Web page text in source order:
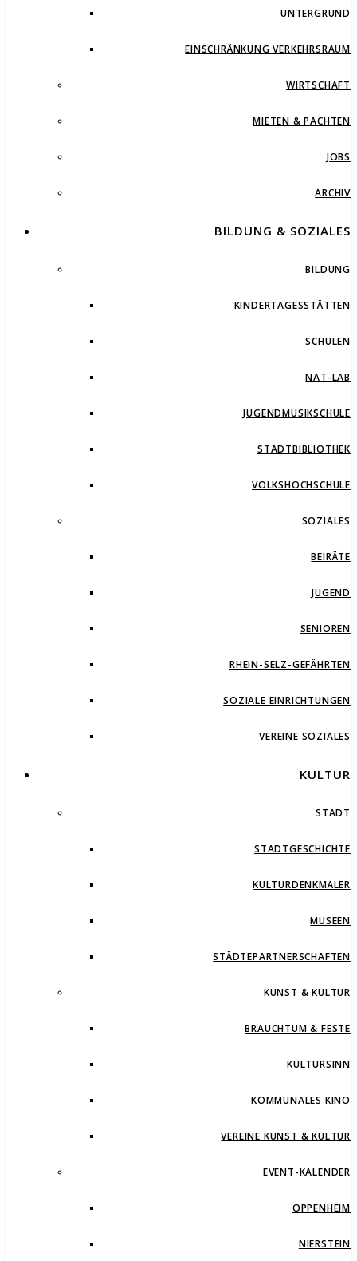
UNTERGRUND
EINSCHRÄNKUNG VERKEHRSRAUM
WIRTSCHAFT
MIETEN & PACHTEN
JOBS
ARCHIV
BILDUNG & SOZIALES
BILDUNG
KINDERTAGESSTÄTTEN
SCHULEN
NAT-LAB
JUGENDMUSIKSCHULE
STADTBIBLIOTHEK
VOLKSHOCHSCHULE
SOZIALES
BEIRÄTE
JUGEND
SENIOREN
RHEIN-SELZ-GEFÄHRTEN
SOZIALE EINRICHTUNGEN
VEREINE SOZIALES
KULTUR
STADT
STADTGESCHICHTE
KULTURDENKMÄLER
MUSEEN
STÄDTEPARTNERSCHAFTEN
KUNST & KULTUR
BRAUCHTUM & FESTE
KULTURSINN
KOMMUNALES KINO
VEREINE KUNST & KULTUR
EVENT-KALENDER
OPPENHEIM
NIERSTEIN